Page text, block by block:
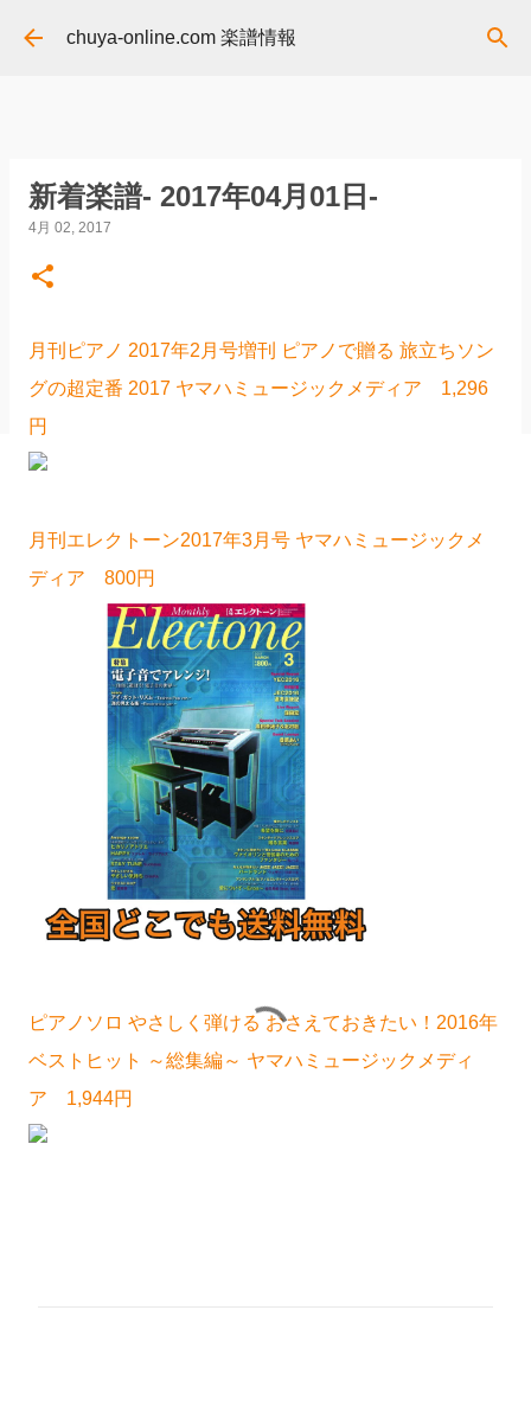
スキップしてメイン コンテンツに移動
chuya-online.com 楽譜情報
新着楽譜- 2017年04月01日-
4月 02, 2017
月刊ピアノ 2017年2月号増刊 ピアノで贈る 旅立ちソン
グの超定番 2017 ヤマハミュージックメディア 1,296
円
月刊エレクトーン2017年3月号 ヤマハミュージックメ
ディア 800円
ピアノソロ やさしく弾ける おさえておきたい！2016年
ベストヒット ～総集編～ ヤマハミュージックメディ
ア 1,944円